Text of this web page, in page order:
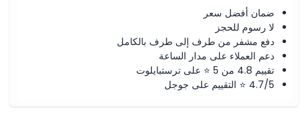
ضمان أفضل سعر
لا رسوم للحجز
دفع مشفر من طرف إلى طرف بالكامل
دعم العملاء على مدار الساعة
تقييم 4.8 من 5 ⭐ على ترستبايلوت
4.7/5 ⭐ التقييم على جوجل